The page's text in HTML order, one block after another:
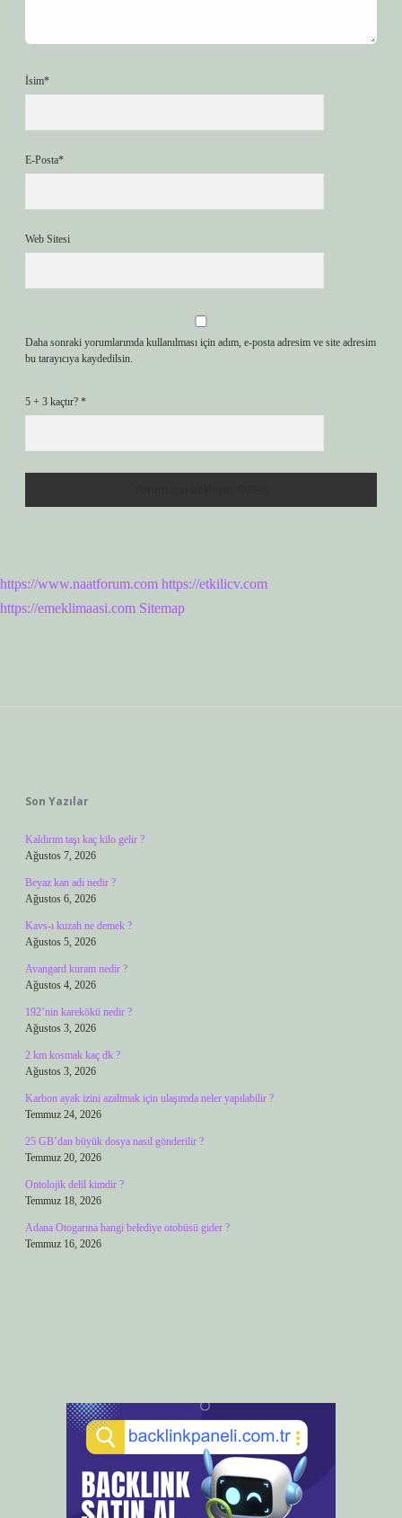
İsim*
E-Posta*
Web Sitesi
Daha sonraki yorumlarımda kullanılması için adım, e-posta adresim ve site adresim
bu tarayıcıya kaydedilsin.
5 + 3 kaçtır? *
https://www.naatforum.com https://etkilicv.com
https://emeklimaasi.com Sitemap
Son Yazılar
Kaldırım taşı kaç kilo gelir ?
Ağustos 7, 2026
Beyaz kan adı nedir ?
Ağustos 6, 2026
Kavs-ı kuzah ne demek ?
Ağustos 5, 2026
Avangard kuram nedir ?
Ağustos 4, 2026
192’nin karekökü nedir ?
Ağustos 3, 2026
2 km kosmak kaç dk ?
Ağustos 3, 2026
Karbon ayak izini azaltmak için ulaşımda neler yapılabilir ?
Temmuz 24, 2026
25 GB’dan büyük dosya nasıl gönderilir ?
Temmuz 20, 2026
Ontolojik delil kimdir ?
Temmuz 18, 2026
Adana Otogarına hangi belediye otobüsü gider ?
Temmuz 16, 2026